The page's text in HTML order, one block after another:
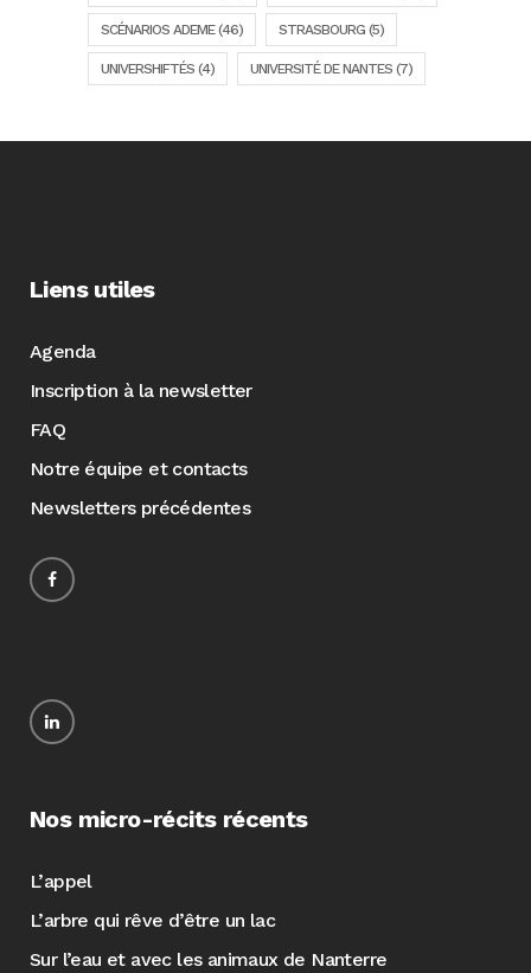
SCÉNARIOS ADEME(46) STRASBOURG (5)
UNIVERSHIFTÉS (4) UNIVERSITÉ DE NANTES (7)
Liens utiles
Agenda
Inscription à la newsletter
FAQ
Notre équipe et contacts
Newsletters précédentes
Nos micro-récits récents
L’appel
L’arbre qui rêve d’être un lac
Sur l’eau et avec les animaux de Nanterre